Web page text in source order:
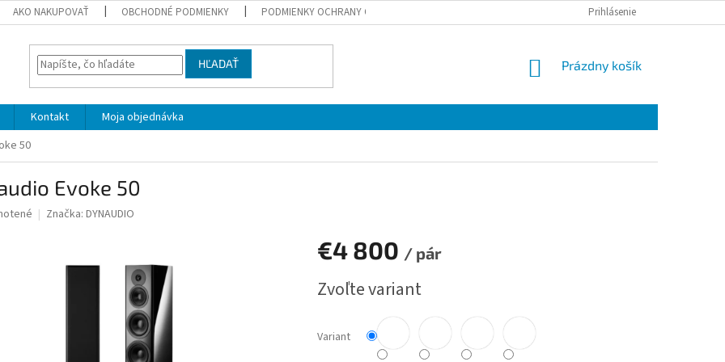
AKO NAKUPOVAŤ OBCHODNÉ PODMIENKY PODMIENKY OCHRANY OSOBNÝCH ÚDAJOV Prihlásenie
HĽADAŤ
NÁKUPNÝ
Prázdny košík
Kontakt
Moja objednávka
50
Evoke 50
Značka: DYNAUDIO
€4 800 / pár
cena:
Zvoľte variant
Variant